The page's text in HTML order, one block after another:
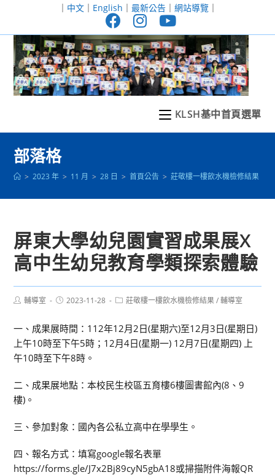
至
｜ 中文｜ English ｜ 最新公告｜ 網站導覽｜
KLSH基中首頁選單
部落格
> 2023 年 > 11 月 > 28 日 > 首頁公告 > 莊敬樓一樓飲水機檢修結果
屏東大學幼兒園實習成果展X
高中生幼兒教育學類探索體驗
Post輔導室
Post2023-11-28
Post莊敬樓一樓飲水機檢修結果 / 輔導室
一、成果展時間：112年12月2日(星期六)至12月3日(星期日)
上午10時至下午5時；12月4日(星期一) 12月7日(星期四) 上
午10時至下午8時。
二、成果展地點：本校民生校區五育樓6樓圖書館內(8、9
樓)。
三、參加對象：國內各公私立高中在學學生。
四、報名方式：填寫google報名表單
https://forms.gle/J7x2Bj89cyN5gbA18或掃描附件海報QR